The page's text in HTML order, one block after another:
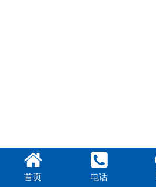
首页 电话